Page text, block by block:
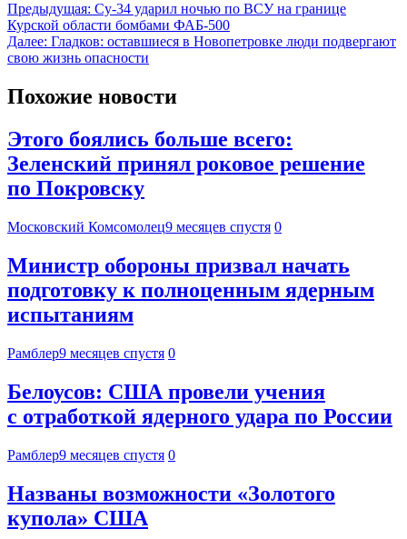
Предыдущая: Су-34 ударил ночью по ВСУ на границе
Курской области бомбами ФАБ-500
Далее: Гладков: оставшиеся в Новопетровке люди подвергают
свою жизнь опасности
Похожие новости
Этого боялись больше всего:
Зеленский принял роковое решение
по Покровску
Московский Комсомолец9 месяцев спустя 0
Министр обороны призвал начать
подготовку к полноценным ядерным
испытаниям
Рамблер9 месяцев спустя 0
Белоусов: США провели учения
с отработкой ядерного удара по России
Рамблер9 месяцев спустя 0
Названы возможности «Золотого
купола» США